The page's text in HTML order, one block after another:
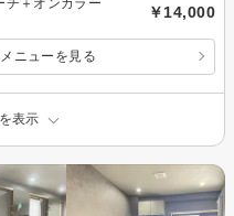
￥14,000
ニューを見る
表示